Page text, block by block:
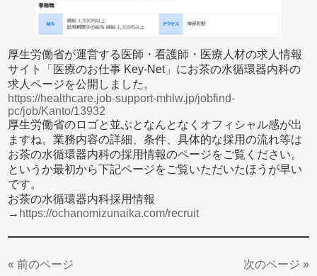
厚生労働省が運営する医師・看護師・医療人材の求人情報
サイト「医療のお仕事 Key-Net」にお茶の水循環器内科の
求人ページを公開しました。
https://healthcare.job-support-mhlw.jp/jobfind-
pc/job/Kanto/13932
厚生労働省のロゴと並ぶとなんとなくオフィシャル感が出
ますね。業務内容の詳細、条件、具体的な採用の流れ等は
お茶の水循環器内科の採用情報のページをご覧ください。
というか最初から下記ページをご覧いただいたほうが早い
です。
お茶の水循環器内科採用情報
→ https://ochanomizunaika.com/recruit
« 前のページ 次のページ »